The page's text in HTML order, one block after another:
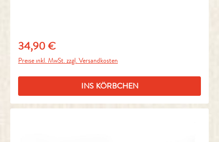
Regulärer Preis:
34,90 €
Preise inkl. MwSt. zzgl. Versandkosten
INS KÖRBCHEN